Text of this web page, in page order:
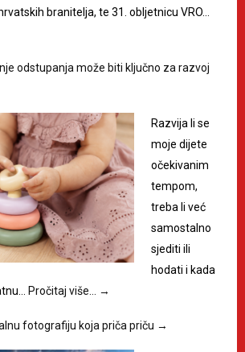
branitelja, te 31. obljetnicu VRO…
odstupanja može biti ključno za razvoj
Razvija li se
moje dijete
očekivanim
tempom,
treba li već
samostalno
sjediti ili
hodati i kada
Pročitaj više… →
fotografiju koja priča priču →